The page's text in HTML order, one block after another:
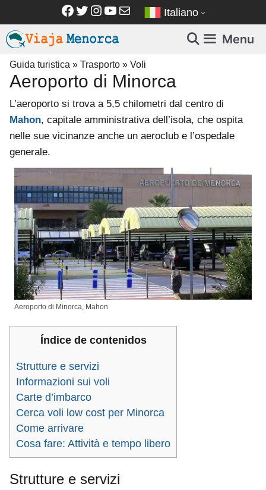
contenuto
Facebook
Twitter
Instagram
YouTube
Email Italiano
Menu
Guida turistica » Trasporto » Voli
Aeroporto di Minorca
L’aeroporto si trova a 5,5 chilometri dal centro di
Mahon, capitale amministrativa dell’isola, che ospita
nelle sue vicinanze anche un aeroclub e l’ospedale
generale.
Aeroporto di Minorca, Mahon
Índice de contenidos
Strutture e servizi
Informazioni sui voli
Carte d’imbarco
Cerca voli low cost per Minorca
Come arrivare
Cosa fare: Attività e tempo libero
Strutture e servizi